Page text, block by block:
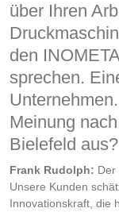
über Ihren
den
sprechen.
Meinung
Bielefeld aus?
Frank Rudolph: Der
Unsere Kunden
Innovationskraft, die